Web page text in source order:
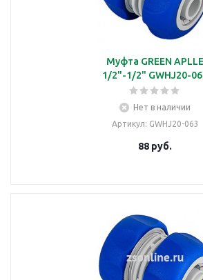
Муфта GREEN APLLE
1/2"-1/2" GWHJ20-
Нет в наличии
Артикул: GWHJ20-063
88 руб.